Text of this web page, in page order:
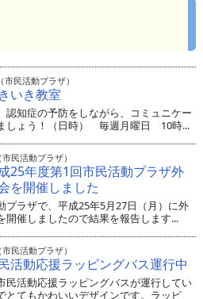
民活動プラザ）
いき教室
認知症の予防をしながら、コミュニケー
しょう！（日時） 毎週月曜日 10時...
民活動プラザ）
25年度第1回市民活動プラザ外
を開催しました
プラザで、平成25年5月27日（月）に外
開催しましたので結果を報告します...
民活動プラザ）
活動応援ラッピングバス運行中
民活動応援ラッピングバスが運行してい
とてもかわいいデザインです。ラッピ